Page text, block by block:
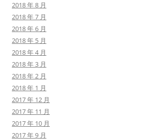
2018 年 8 月
2018 年 7 月
2018 年 6 月
2018 年 5 月
2018 年 4 月
2018 年 3 月
2018 年 2 月
2018 年 1 月
2017 年 12 月
2017 年 11 月
2017 年 10 月
2017 年 9 月